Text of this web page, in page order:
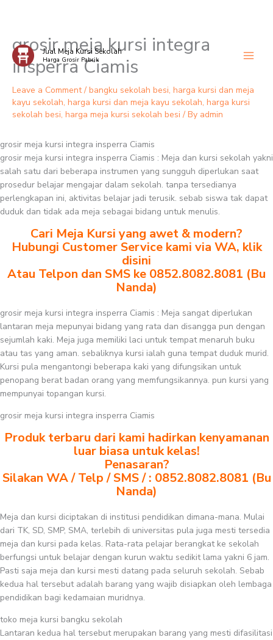
Skip
content
Jual Meja Kursi Sekolah
Harga Grosir Pabrik
grosir meja kursi integra
insperra Ciamis
Leave a Comment / bangku sekolah besi, harga kursi dan meja
kayu sekolah, harga kursi dan meja kayu sekolah, harga kursi
sekolah besi, harga meja kursi sekolah besi / By admin
grosir meja kursi integra insperra Ciamis
grosir meja kursi integra insperra Ciamis : Meja dan kursi sekolah yakni
salah satu dari beberapa instrumen yang sungguh diperlukan saat
prosedur belajar mengajar dalam sekolah. tanpa tersedianya
perlengkapan ini, aktivitas belajar jadi terusik. sebab siswa tak dapat
duduk dan tidak ada meja sebagai bidang untuk menulis.
Cari Meja Kursi yang awet & modern?
Hubungi Customer Service kami via WA, klik
disini
Atau Telpon dan SMS ke 0852.8082.8081 (Bu
Nanda)
grosir meja kursi integra insperra Ciamis : Meja sangat diperlukan
lantaran meja mepunyai bidang yang rata dan disangga pun dengan
sejumlah kaki. Meja juga memiliki laci untuk tempat menaruh buku
atau tas yang aman. sebaliknya kursi ialah guna tempat duduk murid.
Kursi pula mengantongi beberapa kaki yang difungsikan untuk
penopang berat badan orang yang memfungsikannya. pun kursi yang
mempunyai topangan kursi.
grosir meja kursi integra insperra Ciamis
Produk terbaru dari kami hadirkan kenyamanan
luar biasa untuk kelas!
Penasaran?
Silakan WA / Telp / SMS / : 0852.8082.8081 (Bu
Nanda)
Meja dan kursi diciptakan di institusi pendidikan dimana-mana. Mulai
dari TK, SD, SMP, SMA, terlebih di universitas pula juga mesti tersedia
meja dan kursi pada kelas. Rata-rata pelajar berangkat ke sekolah
berfungsi untuk belajar dengan kurun waktu sedikit lama yakni 6 jam.
Pasti saja meja dan kursi mesti datang pada seluruh sekolah. Sebab
kedua hal tersebut adalah barang yang wajib disiapkan oleh lembaga
pendidikan bagi kedamaian muridnya.
toko meja kursi bangku sekolah
Lantaran kedua hal tersebut merupakan barang yang mesti difasilitasi